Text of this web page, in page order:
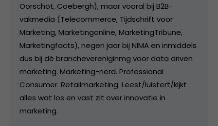
Oorschot, Coebergh), maar vooral bij B2B-
vakmedia (Telecommerce, Tijdschrift voor
Marketing, Marketingonline, MarketingTribune,
Marketingfacts), negen jaar bij NIMA en inmiddels
dus bij dé branchevereniginmg voor data driven
marketing. Marketing-nerd. Professional
Consumer. Retailmarketing. Leest/luistert/kijkt
alles wat los en vast zit over innovatie in
marketing.